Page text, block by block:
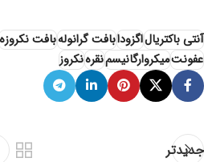
آنتی باکتریالاگزودابافت گرانولهبافت نکروزه
عفونتمیکروارگانیسمنقرهنکروز
جدیدتر